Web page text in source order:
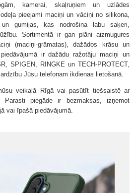
kamerai, skaļruņiem un uzlādes
pieejami maciņi un vāciņi no silikona,
gumijas, kas nodrošina labu saķeri,
Sortimentā ir gan plāni aizmugures
(maciņi-grāmatas), dažādos krāsu un
ir dažādu ražotāju maciņi un
SPIGEN, RINGKE un TECH-PROTECT,
Jūsu telefonam ikdienas lietošanā.
veikalā Rīgā vai pasūtīt tiešsaistē ar
piegāde ir bezmaksas, izņemot
vai īpašā piedāvājumā.